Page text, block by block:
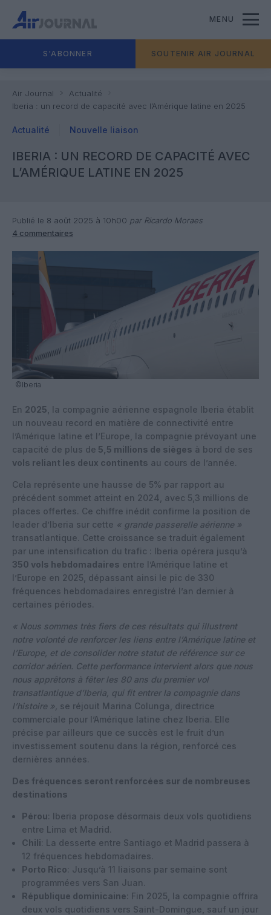
MENU
S'ABONNER SOUTENIR AIR JOURNAL
Air Journal
Actualité
Iberia : un record de capacité avec l’Amérique latine en 2025
Actualité Nouvelle liaison
IBERIA : UN RECORD DE CAPACITÉ AVEC
L’AMÉRIQUE LATINE EN 2025
Publié le 8 août 2025 à 10h00 par Ricardo Moraes
4 commentaires
©Iberia
En 2025 , la compagnie aérienne espagnole Iberia établit
un nouveau record en matière de connectivité entre
l’Amérique latine et l’Europe, la compagnie prévoyant une
capacité de plus de 5,5 millions de sièges à bord de ses
vols reliant les deux continents au cours de l’année.
Cela représente une hausse de 5% par rapport au
précédent sommet atteint en 2024, avec 5,3 millions de
places offertes. Ce chiffre inédit confirme la position de
leader d’Iberia sur cette « grande passerelle aérienne »
transatlantique. Cette croissance se traduit également
par une intensification du trafic : Iberia opérera jusqu’à
350 vols hebdomadaires entre l’Amérique latine et
l’Europe en 2025, dépassant ainsi le pic de 330
fréquences hebdomadaires enregistré l’an dernier à
certaines périodes.
« Nous sommes très fiers de ces résultats qui illustrent
notre volonté de renforcer les liens entre l’Amérique latine et
l’Europe, et de consolider notre statut de référence sur ce
corridor aérien. Cette performance intervient alors que nous
nous apprêtons à fêter les 80 ans du premier vol
transatlantique d’Iberia, qui fit entrer la compagnie dans
l’histoire », se réjouit Marina Colunga, directrice
commerciale pour l’Amérique latine chez Iberia. Elle
précise par ailleurs que ce succès est le fruit d’un
investissement soutenu dans la région, renforcé ces
dernières années.
Des fréquences seront renforcées sur de nombreuses
destinations
Pérou: Iberia propose désormais deux vols quotidiens
entre Lima et Madrid.
Chili: La desserte entre Santiago et Madrid passera à
12 fréquences hebdomadaires.
Porto Rico: Jusqu’à 11 liaisons par semaine sont
programmées vers San Juan.
République dominicaine: Fin 2025, la compagnie offrira
deux vols quotidiens vers Saint-Domingue, sauf un jour